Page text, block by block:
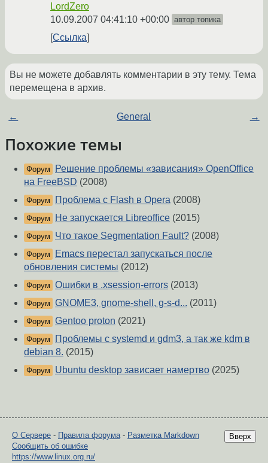
LordZero
10.09.2007 04:41:10 +00:00 автор топика
Ссылка
Вы не можете добавлять комментарии в эту тему. Тема
перемещена в архив.
← General →
Похожие темы
Форум
Решение проблемы «зависания» OpenOffice
на FreeBSD (2008)
Форум Проблема с Flash в Opera (2008)
Форум Не запускается Libreoffice (2015)
Форум Что такое Segmentation Fault? (2008)
Форум
Emacs перестал запускаться после
обновления системы (2012)
Форум Ошибки в .xsession-errors (2013)
Форум GNOME3, gnome-shell, g-s-d... (2011)
Форум Gentoo proton (2021)
Форум
Проблемы с systemd и gdm3, а так же kdm в
debian 8. (2015)
Форум Ubuntu desktop зависает намертво (2025)
Вверх
О Сервере - Правила форума- Разметка Markdown
Сообщить об ошибке
https://www.linux.org.ru/